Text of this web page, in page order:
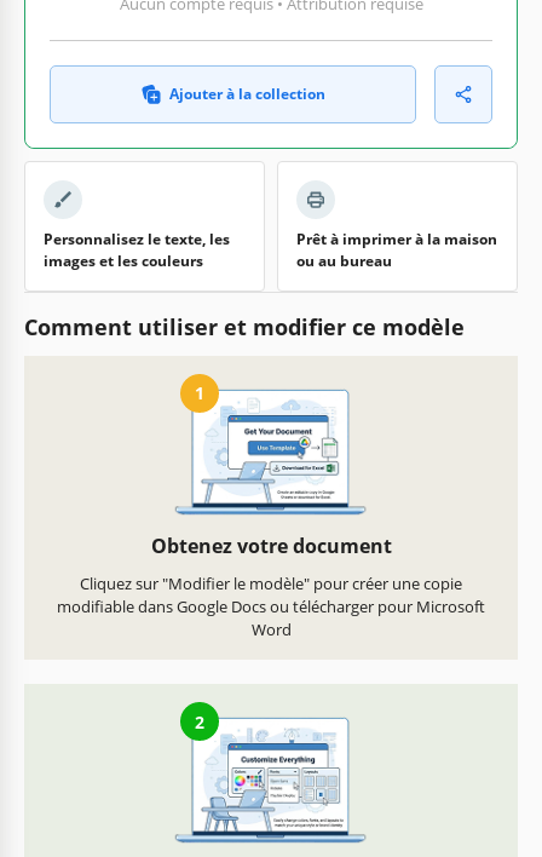
Ajouter à la collection
Personnalisez le texte, les
images et les couleurs
Prêt à imprimer à la maison
ou au bureau
Comment utiliser et modifier ce modèle
1
Obtenez votre document
Cliquez sur "Modifier le modèle" pour créer une copie
modifiable dans Google Docs ou télécharger pour Microsoft
Word
2